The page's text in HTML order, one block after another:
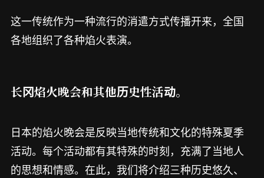
这一传统作为一种流行的消遣方式传播开来，全国
各地组织了各种焰火表演。
长冈焰火晚会和其他历史性活动。
日本的焰火晚会是反映当地传统和文化的特殊夏季
活动。每个活动都有其特殊的时刻，充满了当地人
的思想和情感。在此，我们将介绍三种历史悠久、